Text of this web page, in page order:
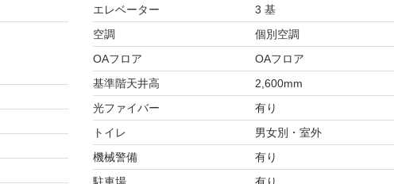
エレベーター
3 基
空調
個別空調
OAフロア
OAフロア
基準階天井高
2,600mm
光ファイバー
有り
トイレ
男女別・室外
機械警備
有り